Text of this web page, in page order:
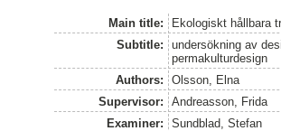
Main title:
Ekologiskt hållbara
Subtitle:
undersökning av
permakulturdesign
Authors:
Olsson, Elna
Supervisor:
Andreasson, Frida
Examiner:
Sundblad, Stefan